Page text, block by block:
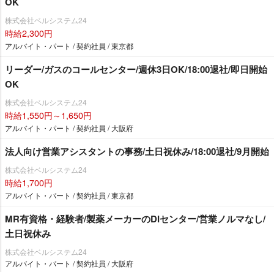
株式会社ベルシステム24
時給2,300円
アルバイト・パート / 契約社員 / 東京都
リーダー/ガスのコールセンター/週休3日OK/18:00退社/即日開始
OK
株式会社ベルシステム24
時給1,550円～1,650円
アルバイト・パート / 契約社員 / 大阪府
法人向け営業アシスタントの事務/土日祝休み/18:00退社/9月開始
株式会社ベルシステム24
時給1,700円
アルバイト・パート / 契約社員 / 東京都
MR有資格・経験者/製薬メーカーのDIセンター/営業ノルマなし/
土日祝休み
株式会社ベルシステム24
アルバイト・パート / 契約社員 / 大阪府